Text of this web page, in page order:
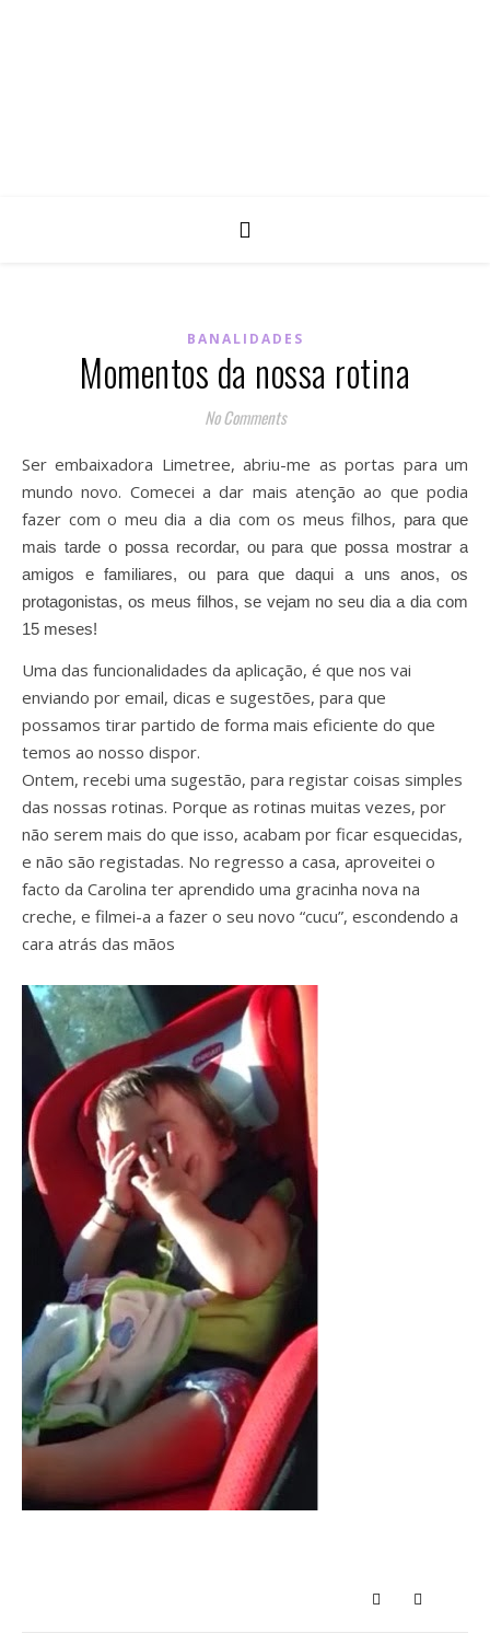
BANALIDADES
Momentos da nossa rotina
No Comments
Ser embaixadora Limetree, abriu-me as portas para um
mundo novo. Comecei a dar mais atenção ao que podia
fazer com o meu dia a dia com os meus filhos, para que
mais tarde o possa recordar, ou para que possa mostrar a
amigos e familiares, ou para que daqui a uns anos, os
protagonistas, os meus filhos, se vejam no seu dia a dia com
15 meses!
Uma das funcionalidades da aplicação, é que nos vai
enviando por email, dicas e sugestões, para que
possamos tirar partido de forma mais eficiente do que
temos ao nosso dispor.
Ontem, recebi uma sugestão, para registar coisas simples
das nossas rotinas. Porque as rotinas muitas vezes, por
não serem mais do que isso, acabam por ficar esquecidas,
e não são registadas. No regresso a casa, aproveitei o
facto da Carolina ter aprendido uma gracinha nova na
creche, e filmei-a a fazer o seu novo “cucu”, escondendo a
cara atrás das mãos